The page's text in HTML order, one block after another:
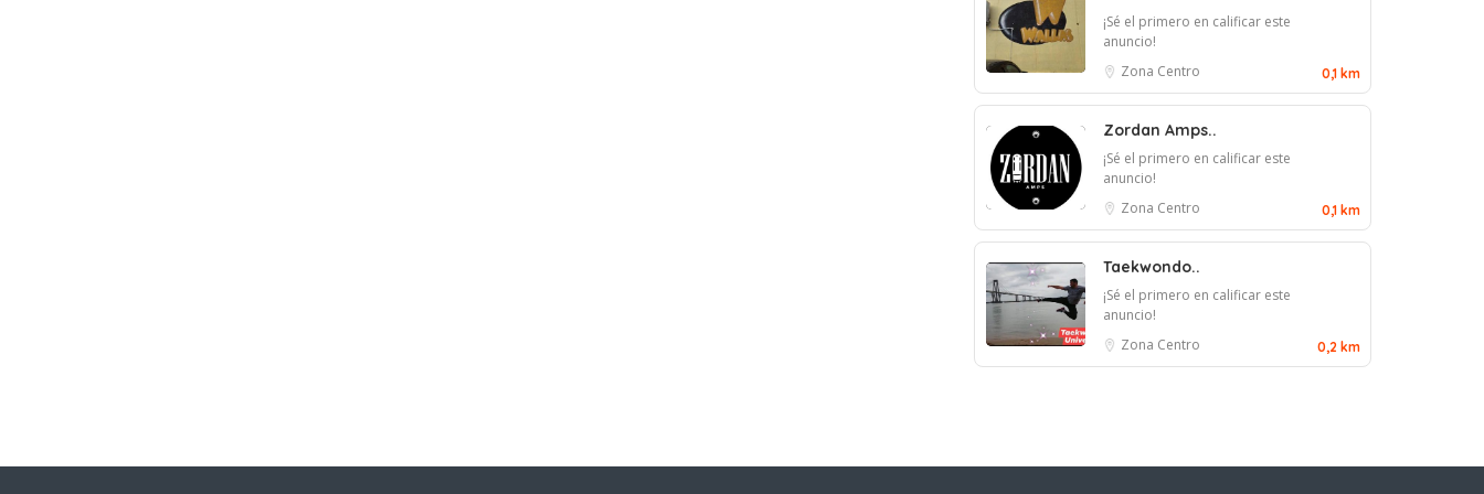
¡Sé el primero en calificar este
anuncio!
Zona Centro
0,1 km
Zordan Amps..
¡Sé el primero en calificar este
anuncio!
Zona Centro
0,1 km
Taekwondo..
¡Sé el primero en calificar este
anuncio!
Zona Centro
0,2 km